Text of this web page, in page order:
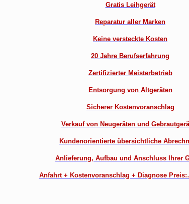
Gratis Leihgerät
Reparatur aller Marken
Keine versteckte Kosten
20 Jahre Berufserfahrung
Zertifizierter Meisterbetrieb
Entsorgung von Altgeräten
Sicherer Kostenvoranschlag
Verkauf von Neugeräten und
Kundenorientierte übersichtliche
Anlieferung, Aufbau und Anschluss Ihrer
Anfahrt + Kostenvoranschlag + Diagnose